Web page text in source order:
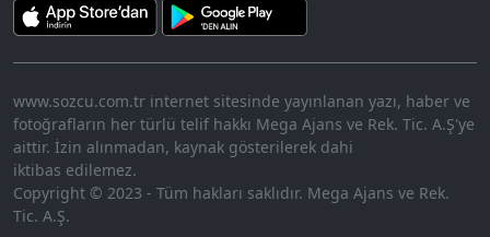
www.sozcu.com.tr internet sitesinde yayınlanan yazı, haber ve
fotoğrafların her türlü telif hakkı Mega Ajans ve Rek. Tic. A.Ş'ye
aittir. İzin alınmadan, kaynak gösterilerek dahi
iktibas edilemez.
Copyright © 2023 - Tüm hakları saklıdır. Mega Ajans ve Rek.
Tic. A.Ş.